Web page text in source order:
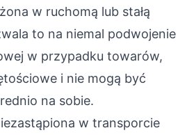
w ruchomą lub stałą
to na niemal podwojenie
w przypadku towarów,
i nie mogą być
na sobie.
w transporcie